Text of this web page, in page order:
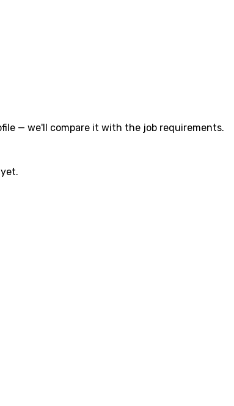
— we'll compare it with the job requirements.